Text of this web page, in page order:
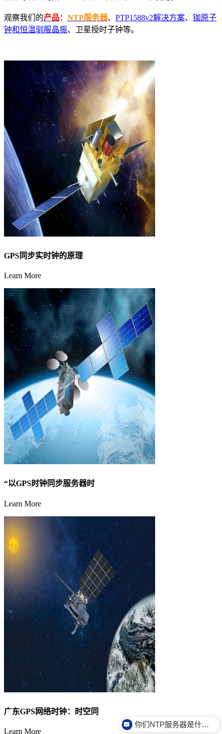
观察我们的产品： NTP服务器、 PTP1588v2解决方案、 铷原子
钟和恒温驯服晶振、卫星授时子钟等。
GPS同步实时钟的原理
Learn More
“以GPS时钟同步服务器时
Learn More
广东GPS网络时钟：时空同
Learn More
你们NTP服务器是什么价格？